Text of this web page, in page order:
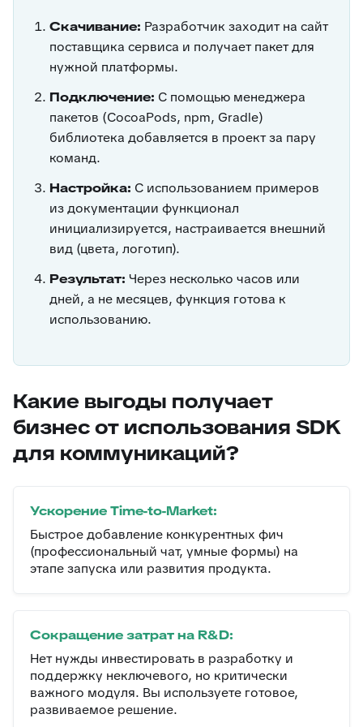
Скачивание: Разработчик заходит на сайт
поставщика сервиса и получает пакет для
нужной платформы.
Подключение: С помощью менеджера
пакетов (CocoaPods, npm, Gradle)
библиотека добавляется в проект за пару
команд.
Настройка: С использованием примеров
из документации функционал
инициализируется, настраивается внешний
вид (цвета, логотип).
Результат: Через несколько часов или
дней, а не месяцев, функция готова к
использованию.
Какие выгоды получает
бизнес от использования SDK
для коммуникаций?
Ускорение Time-to-Market:
Быстрое добавление конкурентных фич
(профессиональный чат, умные формы) на
этапе запуска или развития продукта.
Сокращение затрат на R&D:
Нет нужды инвестировать в разработку и
поддержку неключевого, но критически
важного модуля. Вы используете готовое,
развиваемое решение.